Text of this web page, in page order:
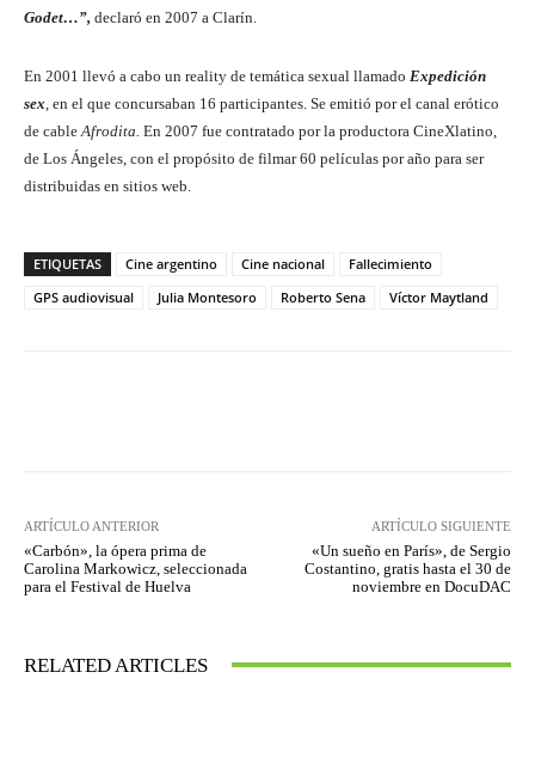
Godet…”, declaró en 2007 a Clarín.
En 2001 llevó a cabo un reality de temática sexual llamado Expedición
sex , en el que concursaban 16 participantes. Se emitió por el canal erótico
de cable Afrodita. En 2007 fue contratado por la productora CineXlatino,
de Los Ángeles, con el propósito de filmar 60 películas por año para ser
distribuidas en sitios web.
ETIQUETAS Cine argentino Cine nacional
Fallecimiento
GPS audiovisual
Julia Montesoro Roberto Sena Víctor Maytland
ARTÍCULO ANTERIOR
«Carbón», la ópera prima de
Carolina Markowicz, seleccionada
para el Festival de Huelva
ARTÍCULO SIGUIENTE
«Un sueño en París», de Sergio
Costantino, gratis hasta el 30 de
noviembre en DocuDAC
RELATED ARTICLES